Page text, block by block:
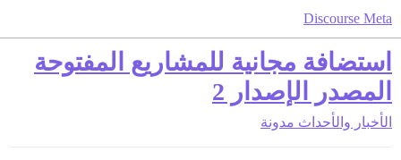
Discourse Meta
استضافة مجانية للمشاريع المفتوحة
المصدر الإصدار 2
الأخبار والأحداث مدونة